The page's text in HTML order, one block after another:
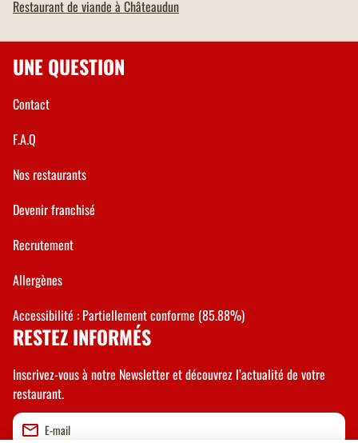
Restaurant de viande à Châteaudun
UNE QUESTION
Contact
F.A.Q
Nos restaurants
Devenir franchisé
Recrutement
Allergènes
Accessibilité : Partiellement conforme (85.88%)
RESTEZ INFORMÉS
Inscrivez-vous à notre Newsletter et découvrez l’actualité de votre
restaurant.